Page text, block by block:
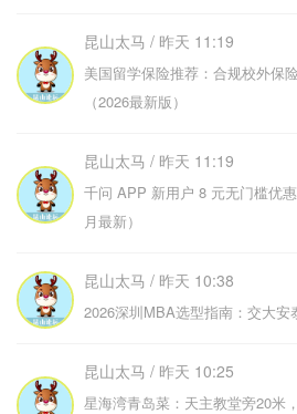
昆山太马 / 昨天 11:19
美国留学保险推荐：合规校外保
（2026最新版）
昆山太马 / 昨天 11:19
千问 APP 新用户 8 元无门槛优
月最新）
昆山太马 / 昨天 10:38
2026深圳MBA选型指南：交大安
昆山太马 / 昨天 10:25
星海湾青岛菜：天主教堂旁20米